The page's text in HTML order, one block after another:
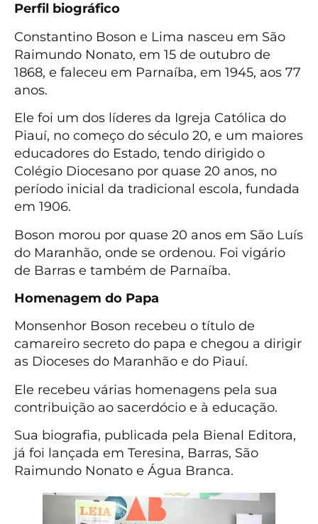
Perfil biográfico
Constantino Boson e Lima nasceu em São
Raimundo Nonato, em 15 de outubro de
1868, e faleceu em Parnaíba, em 1945, aos 77
anos.
Ele foi um dos líderes da Igreja Católica do
Piauí, no começo do século 20, e um maiores
educadores do Estado, tendo dirigido o
Colégio Diocesano por quase 20 anos, no
período inicial da tradicional escola, fundada
em 1906.
Boson morou por quase 20 anos em São Luís
do Maranhão, onde se ordenou. Foi vigário
de Barras e também de Parnaíba.
Homenagem do Papa
Monsenhor Boson recebeu o título de
camareiro secreto do papa e chegou a dirigir
as Dioceses do Maranhão e do Piauí.
Ele recebeu várias homenagens pela sua
contribuição ao sacerdócio e à educação.
Sua biografia, publicada pela Bienal Editora,
já foi lançada em Teresina, Barras, São
Raimundo Nonato e Água Branca.